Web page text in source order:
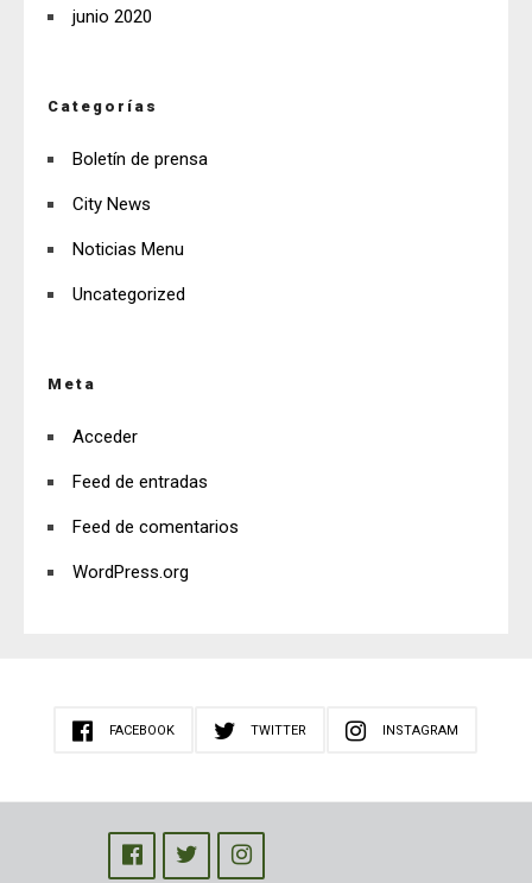
junio 2020
Categorías
Boletín de prensa
City News
Noticias Menu
Uncategorized
Meta
Acceder
Feed de entradas
Feed de comentarios
WordPress.org
FACEBOOK TWITTER INSTAGRAM